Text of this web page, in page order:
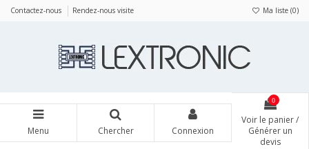
Contactez-nous Rendez-nous visite Ma liste (0)
Menu Chercher Connexion
0
Voir le panier /
Générer un
devis
Panneau de gestion des cookies